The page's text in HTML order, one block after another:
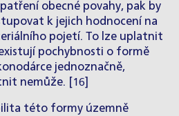
obecné povahy, pak by
k jejich hodnocení na
pojetí. To lze uplatnit
pochybnosti o formě
jednoznačně,
nemůže. [16]
této formy územně